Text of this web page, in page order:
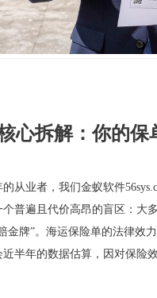
心拆解：你的保
从业者，我们金蚁软件
普遍且代价高昂的盲区：大
金牌”。海运保险单的法律效
半年的数据估算，因对保险